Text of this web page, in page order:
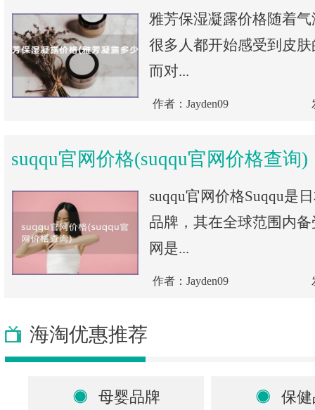
雅芳保湿凝露价格随着
很多人都开始感受到皮
而对...
作者：Jayden09
suqqu官网价格(suqqu官网价格查询)
suqqu官网价格Suqqu是
品牌，其在全球范围内
网是...
作者：Jayden09
海淘优惠推荐
母婴品牌 保